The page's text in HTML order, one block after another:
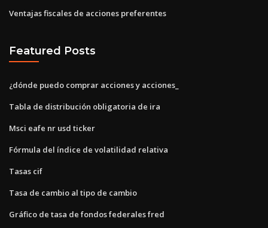
Ventajas fiscales de acciones preferentes
Featured Posts
¿dónde puedo comprar acciones y acciones_
Tabla de distribución obligatoria de ira
Msci eafe nr usd ticker
Fórmula del índice de volatilidad relativa
Tasas cif
Tasa de cambio al tipo de cambio
Gráfico de tasa de fondos federales fred